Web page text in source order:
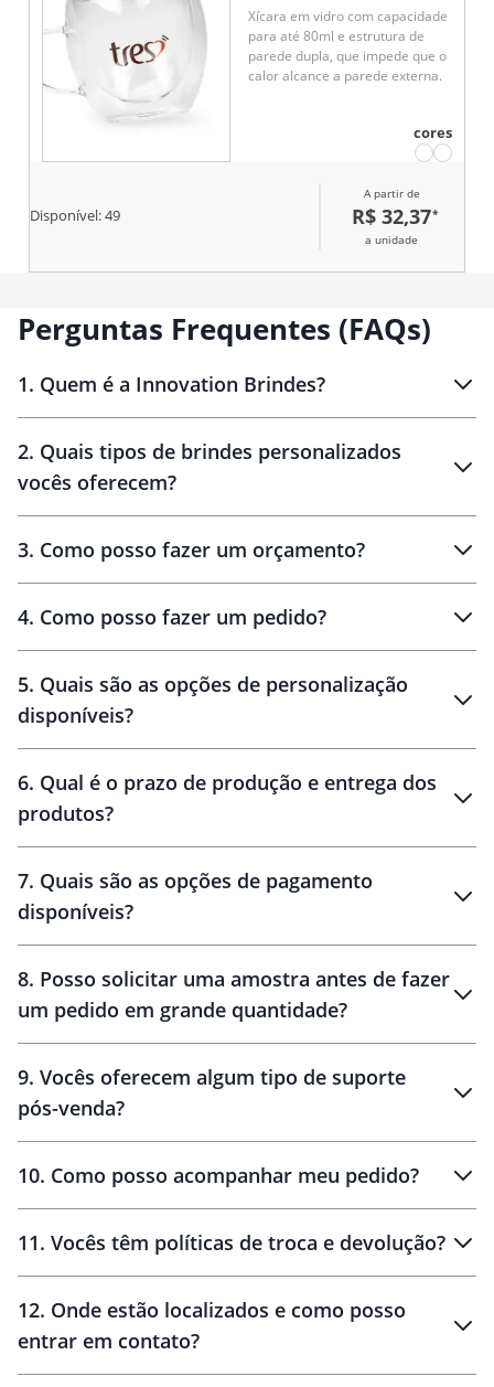
Xícara em vidro com capacidade
para até 80ml e estrutura de
parede dupla, que impede que o
calor alcance a parede externa.
cores
Disponível:49
A partir de
R$ 32,37*
a unidade
Perguntas Frequentes (FAQs)
1. Quem é a Innovation Brindes?
Brindes personalizados
2. Quais tipos de brindes personalizados
vocês oferecem?
personalizados
3. Como posso fazer um orçamento?
brinde
personalização
4. Como posso fazer um pedido?
amostra virtual
5. Quais são as opções de personalização
disponíveis?
6. Qual é o prazo de produção e entrega dos
produtos?
10 dias
brinde
48 horas
7. Quais são as opções de pagamento
disponíveis?
8. Posso solicitar uma amostra antes de fazer
um pedido em grande quantidade?
amostras
9. Vocês oferecem algum tipo de suporte
pós-venda?
10. Como posso acompanhar meu pedido?
11. Vocês têm políticas de troca e devolução?
30 dias
12. Onde estão localizados e como posso
entrar em contato?